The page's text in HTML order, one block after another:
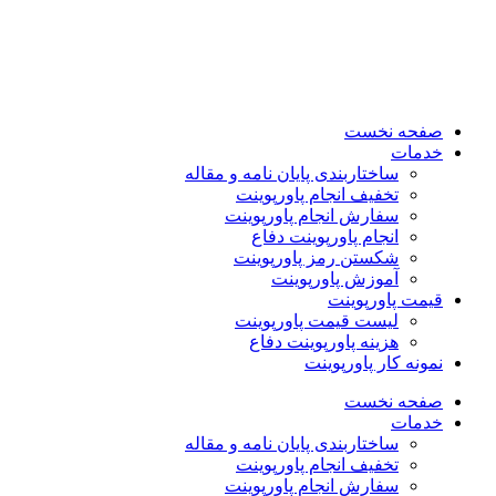
صفحه نخست
خدمات
ساختاربندی پایان نامه و مقاله
تخفیف انجام پاورپوینت
سفارش انجام پاورپوینت
انجام پاورپوینت دفاع
شکستن رمز پاورپوینت
آموزش پاورپوینت
قیمت پاورپوینت
لیست قیمت پاورپوینت
هزینه پاورپوینت دفاع
نمونه کار پاورپوینت
صفحه نخست
خدمات
ساختاربندی پایان نامه و مقاله
تخفیف انجام پاورپوینت
سفارش انجام پاورپوینت